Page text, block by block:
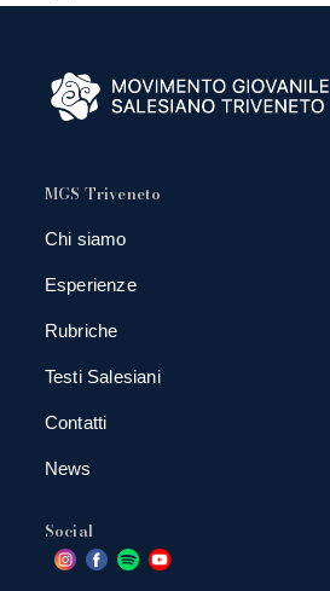
MGS Triveneto
Chi siamo
Esperienze
Rubriche
Testi Salesiani
Contatti
News
Social